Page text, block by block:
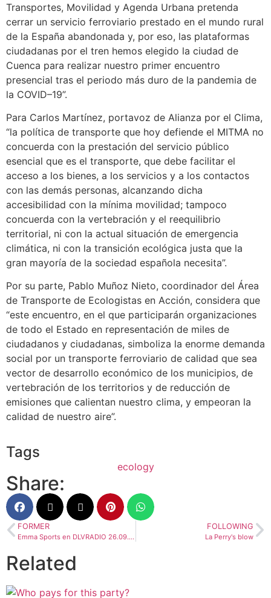
Transportes, Movilidad y Agenda Urbana pretenda
cerrar un servicio ferroviario prestado en el mundo rural
de la España abandonada y, por eso, las plataformas
ciudadanas por el tren hemos elegido la ciudad de
Cuenca para realizar nuestro primer encuentro
presencial tras el periodo más duro de la pandemia de
la COVID–19”.
Para Carlos Martínez, portavoz de Alianza por el Clima,
“la política de transporte que hoy defiende el MITMA no
concuerda con la prestación del servicio público
esencial que es el transporte, que debe facilitar el
acceso a los bienes, a los servicios y a los contactos
con las demás personas, alcanzando dicha
accesibilidad con la mínima movilidad; tampoco
concuerda con la vertebración y el reequilibrio
territorial, ni con la actual situación de emergencia
climática, ni con la transición ecológica justa que la
gran mayoría de la sociedad española necesita”.
Por su parte, Pablo Muñoz Nieto, coordinador del Área
de Transporte de Ecologistas en Acción, considera que
“este encuentro, en el que participarán organizaciones
de todo el Estado en representación de miles de
ciudadanos y ciudadanas, simboliza la enorme demanda
social por un transporte ferroviario de calidad que sea
vector de desarrollo económico de los municipios, de
vertebración de los territorios y de reducción de
emisiones que calientan nuestro clima, y empeoran la
calidad de nuestro aire”.
Tags
ecology
Share:
FORMER
Emma Sports en DLVRADIO 26.09.2022
FOLLOWING
La Perry's blow
Related